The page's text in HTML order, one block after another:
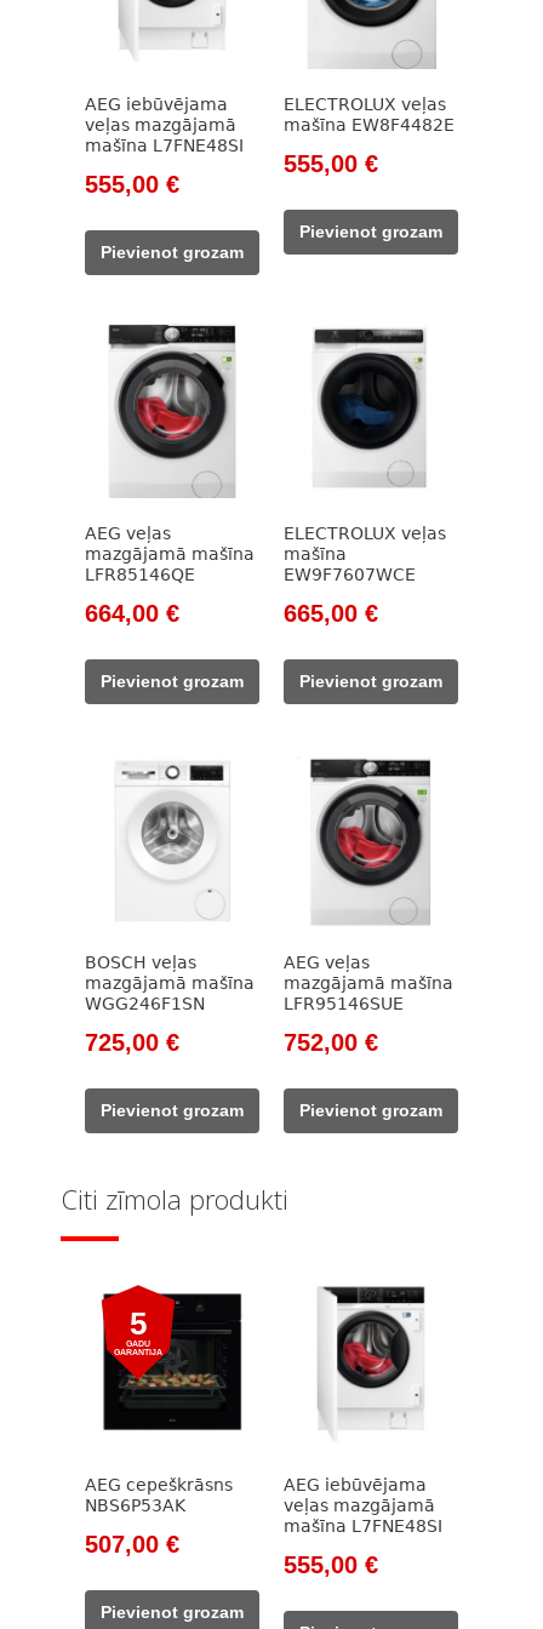
AEG iebūvējama
veļas mazgājamā
mašīna L7FNE48SI
Original
was:
735,00 €.
555,00 €Current
555,00 €.
Pievienot grozam
ELECTROLUX veļas
mašīna EW8F4482E
Original
was:
724,00 €.
555,00 €Current
555,00 €.
Pievienot grozam
AEG veļas
mazgājamā mašīna
LFR85146QE
Original
was:
961,00 €.
664,00 €Current
664,00 €.
Pievienot grozam
ELECTROLUX veļas
mašīna
EW9F7607WCE
Original
was:
992,00 €.
665,00 €Current
665,00 €.
Pievienot grozam
BOSCH veļas
mazgājamā mašīna
WGG246F1SN
Original
was:
949,00 €.
725,00 €Current
725,00 €.
Pievienot grozam
AEG veļas
mazgājamā mašīna
LFR95146SUE
Original
was:
1
752,00 €Current
752,00 €.
Pievienot grozam
Citi zīmola produkti
5
GADU
GARANTIJA
AEG cepeškrāsns
NBS6P53AK
Original
was:
507,00 €Current
Pievienot grozam
AEG iebūvējama
veļas mazgājamā
mašīna L7FNE48SI
Original
was:
555,00 €Current